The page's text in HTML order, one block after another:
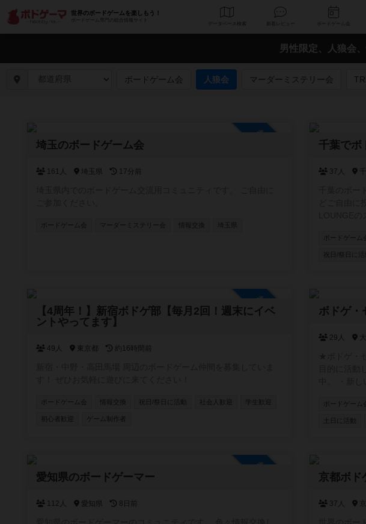
世界のボードゲームを楽しもう！
ボードゲーム専門の総合情報サイト
データベース
男性限定、人狼会
ボードゲーム会 人狼会 マーダーミステリー会
埼玉のボードゲーム会
161人 埼玉県 17分前
ボードゲーム会 マーダーミステリー会 情報交換
千葉でボ
37人
ボードゲーム会
祝日/祭日に活
参加自由
【4周年！】新宿ボドゲ部【毎月2回！週末にイベ
ントやってます】
49人 東京都 約16時間前
ボードゲーム会 情報交換 祝日/祭日に活動 社会人歓迎 学生歓迎
初心者歓迎 ゲーム制作者
ボドゲ・
29人
ストプレイ
さい！
ボードゲーム会
愛知県のボードゲーマー
112人 愛知県 8日前
京都ボド
37人